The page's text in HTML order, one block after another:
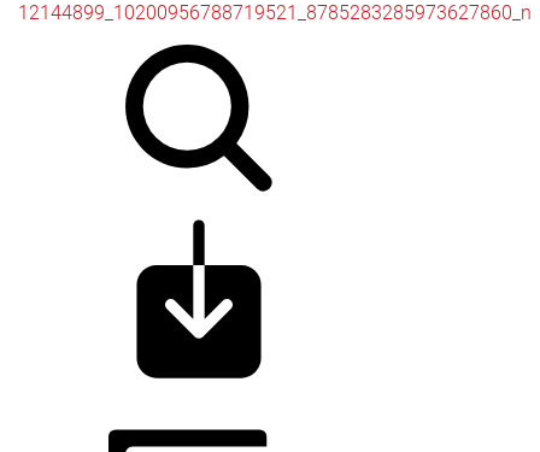
12144899_10200956788719521_8785283285973627860_n